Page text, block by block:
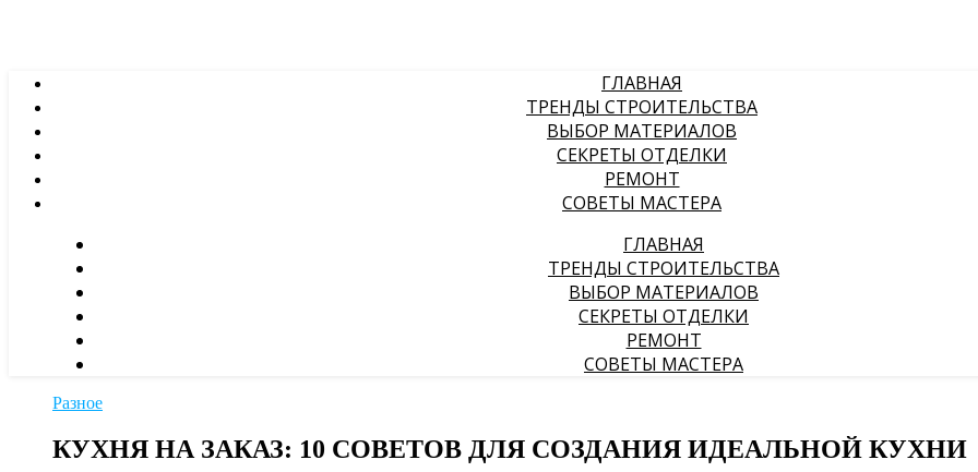
ГЛАВНАЯ
ТРЕНДЫ СТРОИТЕЛЬСТВА
ВЫБОР МАТЕРИАЛОВ
СЕКРЕТЫ ОТДЕЛКИ
РЕМОНТ
СОВЕТЫ МАСТЕРА
ГЛАВНАЯ
ТРЕНДЫ СТРОИТЕЛЬСТВА
ВЫБОР МАТЕРИАЛОВ
СЕКРЕТЫ ОТДЕЛКИ
РЕМОНТ
СОВЕТЫ МАСТЕРА
Разное
КУХНЯ НА ЗАКАЗ: 10 СОВЕТОВ ДЛЯ СОЗДАНИЯ ИДЕАЛЬНОЙ КУХНИ